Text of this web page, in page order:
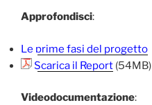
Approfondisci:
Le prime fasi del progetto
Scarica il Report (54MB)
Videodocumentazione: